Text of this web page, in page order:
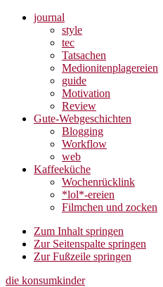
journal
style
tec
Tatsachen
Medionitenplagereien
guide
Motivation
Review
Gute-Webgeschichten
Blogging
Workflow
web
Kaffeeküche
Wochenrücklink
*lol*-ereien
Filmchen und zocken
Zum Inhalt springen
Zur Seitenspalte springen
Zur Fußzeile springen
die konsumkinder